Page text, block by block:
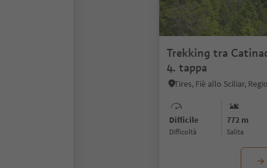
Trekking tra
4. tappa
Difficile
Difficoltà
772 m
Salita